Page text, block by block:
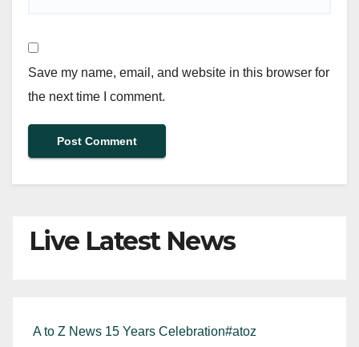
Save my name, email, and website in this browser for
the next time I comment.
Live Latest News
A to Z News 15 Years Celebration#atoz